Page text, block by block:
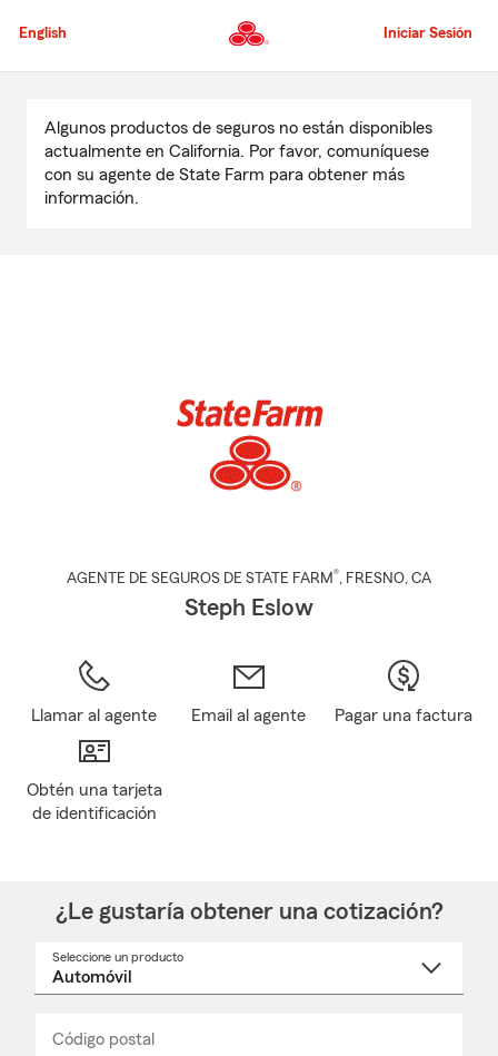
al
principal
English Iniciar Sesión
contenido
principal
Algunos productos de seguros no están disponibles
actualmente en California. Por favor, comuníquese
con su agente de State Farm para obtener más
información.
AGENTE DE SEGUROS DE STATE FARM®, FRESNO, CA
Steph Eslow
Llamar al agente Email al agente Pagar una factura
Obtén una tarjeta
de identificación
¿Le gustaría obtener una cotización?
Seleccione un producto
Código postal
_____